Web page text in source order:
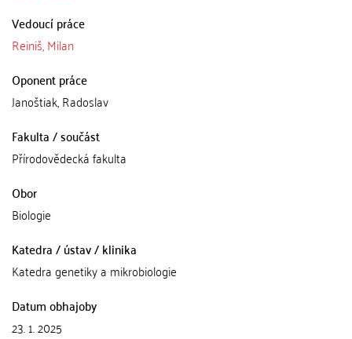
Vedoucí práce
Reiniš, Milan
Oponent práce
Janoštiak, Radoslav
Fakulta / součást
Přírodovědecká fakulta
Obor
Biologie
Katedra / ústav / klinika
Katedra genetiky a mikrobiologie
Datum obhajoby
23. 1. 2025